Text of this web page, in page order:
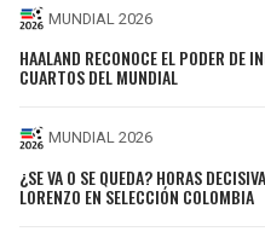
MUNDIAL 2026
HAALAND RECONOCE EL PODER DE
CUARTOS DEL MUNDIAL
MUNDIAL 2026
¿SE VA O SE QUEDA? HORAS
LORENZO EN SELECCIÓN COLOMBIA